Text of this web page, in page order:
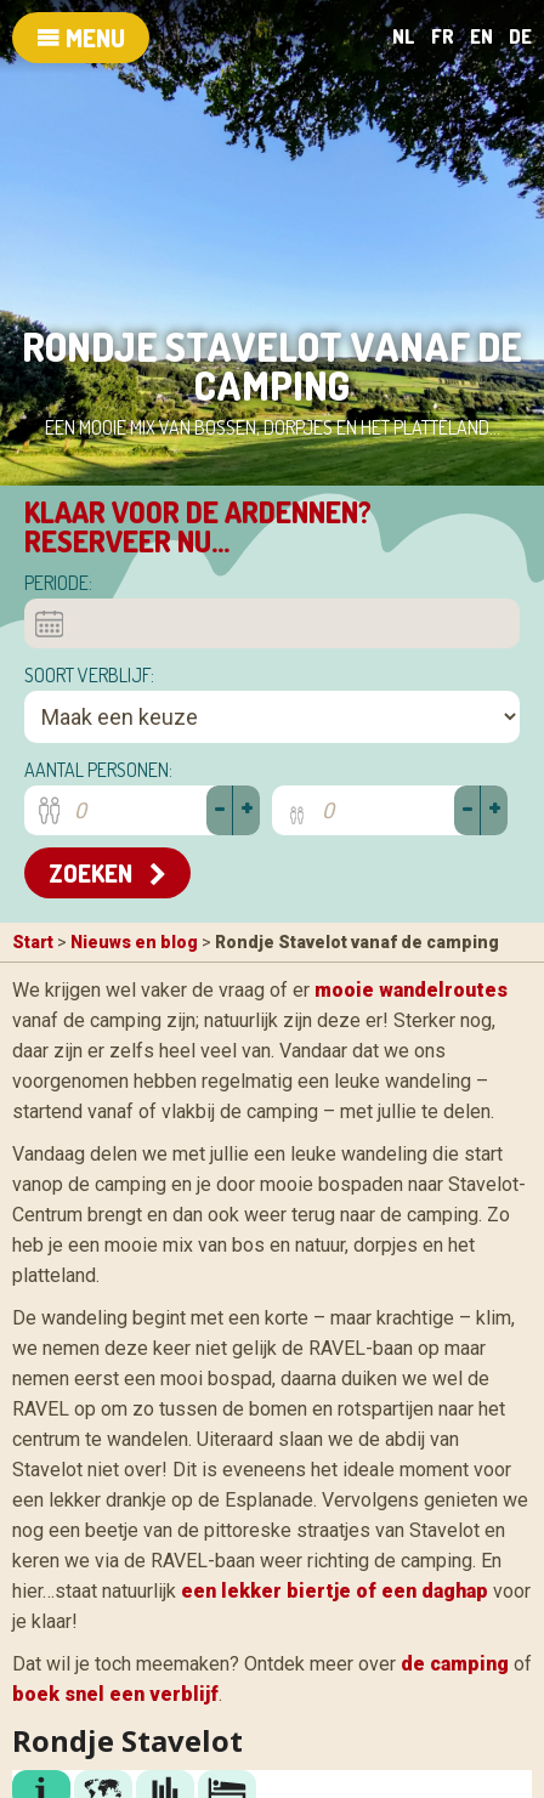
MENU NL FR EN DE
RONDJE STAVELOT VANAF DE
CAMPING
EEN MOOIE MIX VAN BOSSEN, DORPJES EN HET PLATTELAND...
KLAAR VOOR DE ARDENNEN?
RESERVEER NU...
PERIODE:
SOORT VERBLIJF:
AANTAL PERSONEN:
+
- +
-
ZOEKEN
Start > Nieuws en blog > Rondje Stavelot vanaf de camping
We krijgen wel vaker de vraag of er mooie wandelroutes
vanaf de camping zijn; natuurlijk zijn deze er! Sterker nog,
daar zijn er zelfs heel veel van. Vandaar dat we ons
voorgenomen hebben regelmatig een leuke wandeling –
startend vanaf of vlakbij de camping – met jullie te delen.
Vandaag delen we met jullie een leuke wandeling die start
vanop de camping en je door mooie bospaden naar Stavelot-
Centrum brengt en dan ook weer terug naar de camping. Zo
heb je een mooie mix van bos en natuur, dorpjes en het
platteland.
De wandeling begint met een korte – maar krachtige – klim,
we nemen deze keer niet gelijk de RAVEL-baan op maar
nemen eerst een mooi bospad, daarna duiken we wel de
RAVEL op om zo tussen de bomen en rotspartijen naar het
centrum te wandelen. Uiteraard slaan we de abdij van
Stavelot niet over! Dit is eveneens het ideale moment voor
een lekker drankje op de Esplanade. Vervolgens genieten we
nog een beetje van de pittoreske straatjes van Stavelot en
keren we via de RAVEL-baan weer richting de camping. En
hier…staat natuurlijk een lekker biertje of een daghap voor
je klaar!
Dat wil je toch meemaken? Ontdek meer over de camping of
boek snel een verblijf.